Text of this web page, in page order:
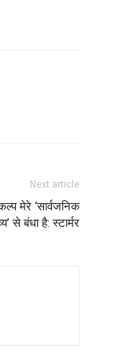
Next article
मेरे ‘सार्वजनिक
से बंधा है: स्टार्मर